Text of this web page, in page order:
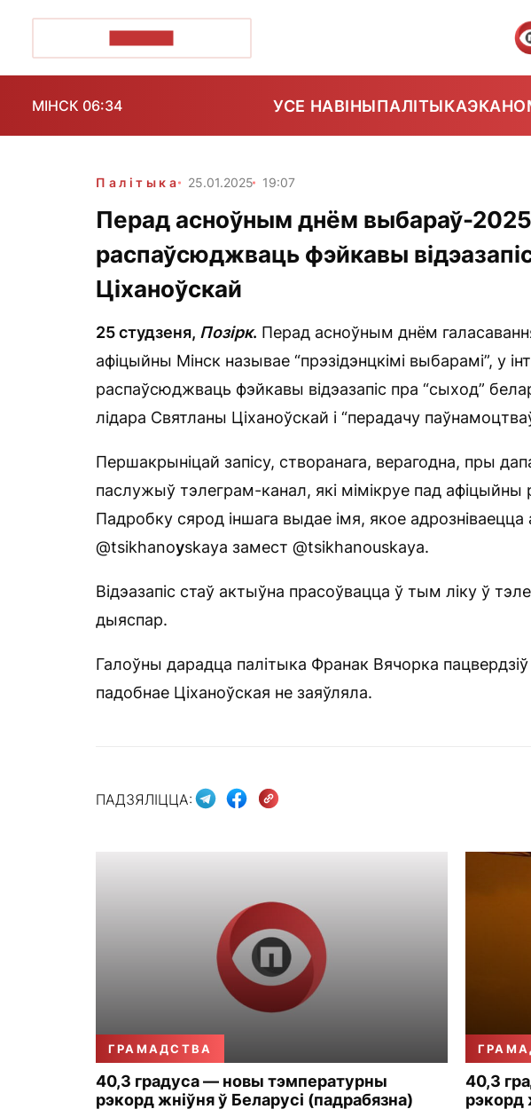
МІНСК 06:34 УСЕ НАВІНЫПАЛІТЫКА
Палітыка 25.01.2025 19:07
Перад асноўным днём выбараў-2025
распаўсюджваць фэйкавы
Ціханоўскай
25 студзеня, Позірк. Перад асноўным днём
афіцыйны Мінск называе “прэзідэнцкімі выбарамі”, у
распаўсюджваць фэйкавы відэазапіс пра “сыход”
лідара Святланы Ціханоўскай і “перадачу
Першакрыніцай запісу, створанага, верагодна, пры
паслужыў тэлеграм-канал, які мімікруе пад афіцыйны
Падробку сярод іншага выдае імя, якое
@tsikhanoyskaya замест @tsikhanouskaya.
Відэазапіс стаў актыўна прасоўвацца ў тым ліку ў
дыяспар.
Галоўны дарадца палітыка Франак Вячорка пацвердзіў
падобнае Ціханоўская не заяўляла.
ПАДЗЯЛІЦЦА:
ГРАМАДСТВА
40,3 градуса — новы тэмпературны
рэкорд жніўня ў Беларусі (падрабязна)
40,3
рэкорд